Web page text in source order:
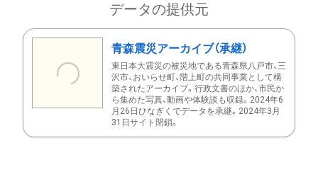
データの提供元
青森震災アーカイブ（承継）
東日本大震災の被災地である青森県八戸市、三
沢市、おいらせ町、階上町の共同事業として構
築されたアーカイブ。行政文書のほか、市民か
ら集めた写真、動画や体験談も収録。2024年6
月26日ひなぎくでデータを承継。2024年3月
31日サイト閉鎖。